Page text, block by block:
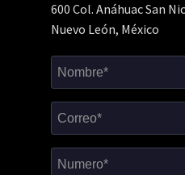
600 Col. Anáhuac San
Nuevo León, México